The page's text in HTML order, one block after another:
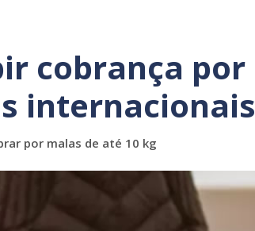
cobrança por
internacionais
por malas de até 10 kg